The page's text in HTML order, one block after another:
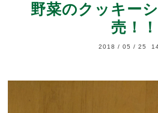
野菜のクッキー
売！！
2018 / 05 / 25